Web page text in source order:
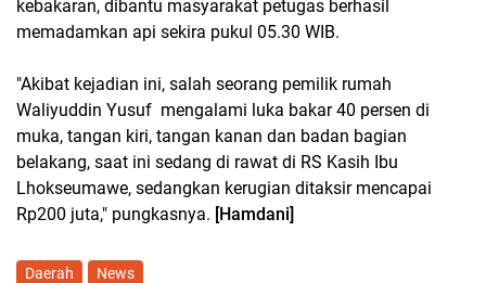
kebakaran, dibantu masyarakat petugas berhasil
memadamkan api sekira pukul 05.30 WIB.
"Akibat kejadian ini, salah seorang pemilik rumah
Waliyuddin Yusuf mengalami luka bakar 40 persen di
muka, tangan kiri, tangan kanan dan badan bagian
belakang, saat ini sedang di rawat di RS Kasih Ibu
Lhokseumawe, sedangkan kerugian ditaksir mencapai
Rp200 juta," pungkasnya. [Hamdani]
Daerah News